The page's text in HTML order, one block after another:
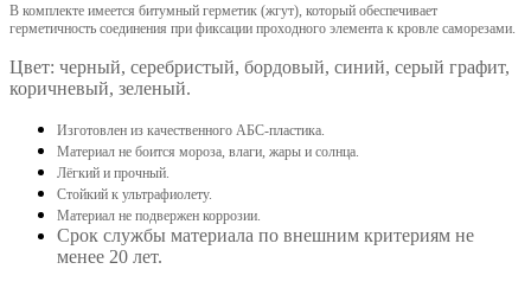
В комплекте имеется битумный герметик (жгут), который обеспечивает
герметичность соединения при фиксации проходного элемента к кровле саморезами.
Цвет: черный, серебристый, бордовый, синий, серый графит,
коричневый, зеленый.
Изготовлен из качественного АБС-пластика.
Материал не боится мороза, влаги, жары и солнца.
Лёгкий и прочный.
Стойкий к ультрафиолету.
Материал не подвержен коррозии.
Срок службы материала по внешним критериям не
менее 20 лет.